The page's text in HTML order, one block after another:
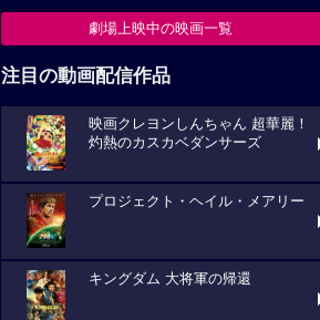
劇場上映中の映画一覧
注目の動画配信作品
映画クレヨンしんちゃん 超華麗！
灼熱のカスカベダンサーズ
プロジェクト・ヘイル・メアリー
キングダム 大将軍の帰還